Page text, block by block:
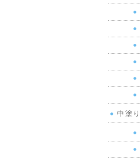
中塗り